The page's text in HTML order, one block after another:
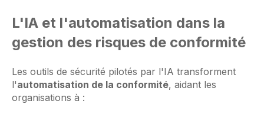
L'IA et l'automatisation dans la
gestion des risques de conformité
Les outils de sécurité pilotés par l'IA transforment
l'automatisation de la conformité, aidant les
organisations à :